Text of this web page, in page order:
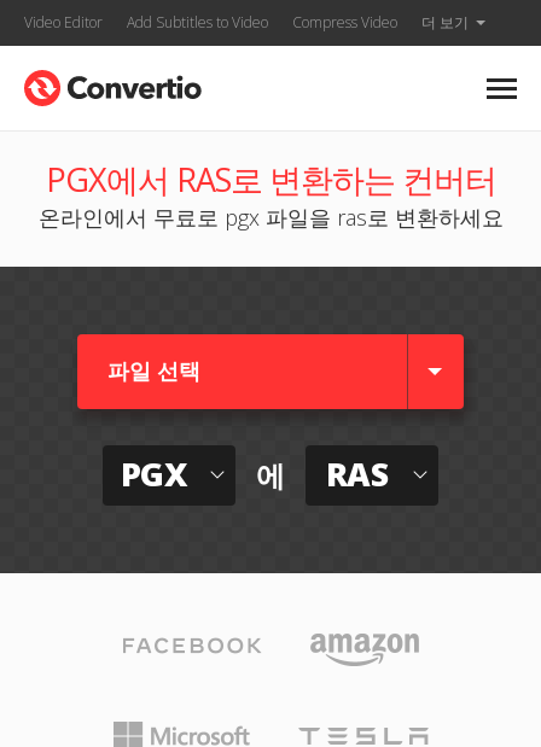
Video Editor Add Subtitles to Video Compress Video 더 보기
PGX에서 RAS로 변환하는 컨버터
온라인에서 무료로 pgx 파일을 ras로 변환하세요
파일 선택
PGX 에 RAS